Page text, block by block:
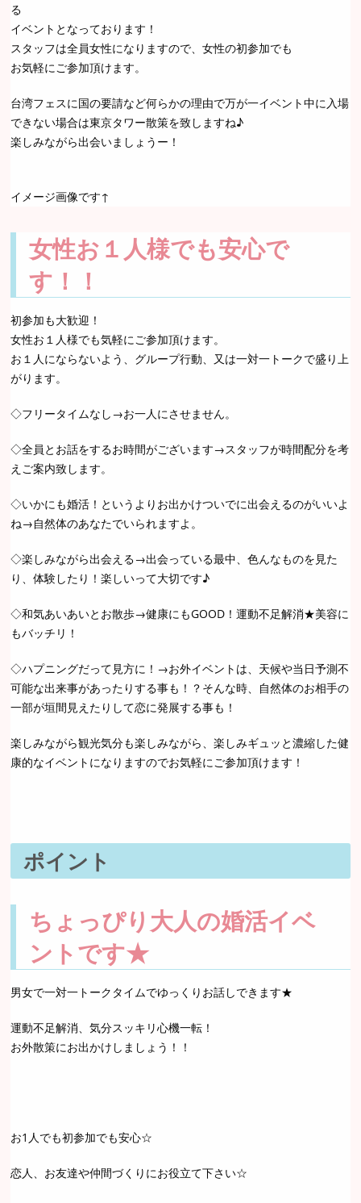
る
イベントとなっております！
スタッフは全員女性になりますので、女性の初参加でも
お気軽にご参加頂けます。
台湾フェスに国の要請など何らかの理由で万が一イベント中に入場
できない場合は東京タワー散策を致しますね♪
楽しみながら出会いましょうー！
イメージ画像です↑
女性お１人様でも安心で
す！！
初参加も大歓迎！
女性お１人様でも気軽にご参加頂けます。
お１人にならないよう、グループ行動、又は一対一トークで盛り上
がります。
◇フリータイムなし→お一人にさせません。
◇全員とお話をするお時間がございます→スタッフが時間配分を考
えご案内致します。
◇いかにも婚活！というよりお出かけついでに出会えるのがいいよ
ね→自然体のあなたでいられますよ。
◇楽しみながら出会える→出会っている最中、色んなものを見た
り、体験したり！楽しいって大切です♪
◇和気あいあいとお散歩→健康にもGOOD！運動不足解消★美容に
もバッチリ！
◇ハプニングだって見方に！→お外イベントは、天候や当日予測不
可能な出来事があったりする事も！？そんな時、自然体のお相手の
一部が垣間見えたりして恋に発展する事も！
楽しみながら観光気分も楽しみながら、楽しみギュッと濃縮した健
康的なイベントになりますのでお気軽にご参加頂けます！
ポイント
ちょっぴり大人の婚活イベ
ントです★
男女で一対一トークタイムでゆっくりお話しできます★
運動不足解消、気分スッキリ心機一転！
お外散策にお出かけしましょう！！
お1人でも初参加でも安心☆
恋人、お友達や仲間づくりにお役立て下さい☆